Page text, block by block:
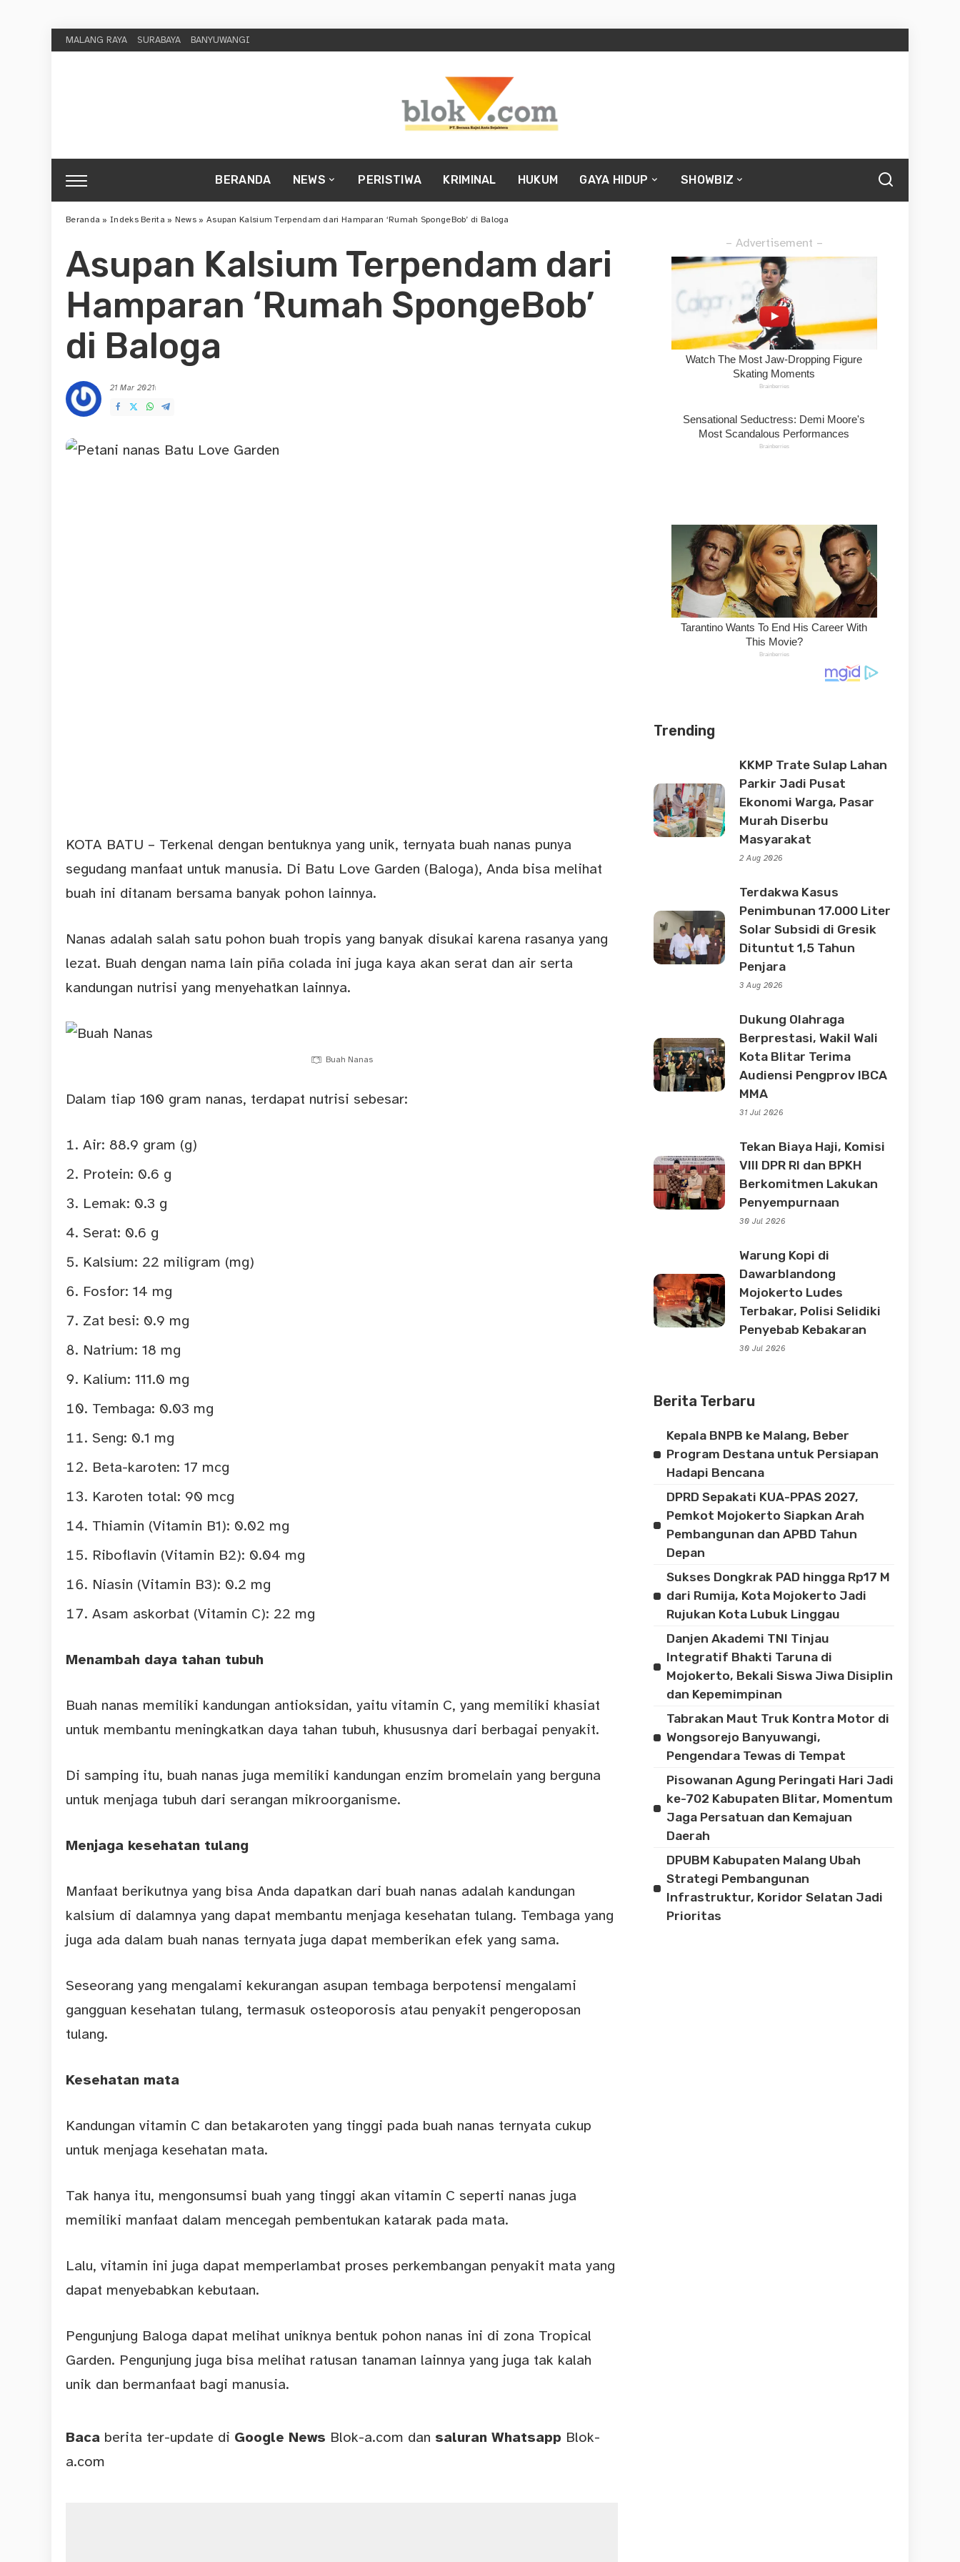
MALANG RAYA SURABAYA BANYUWANGI
BERANDA NEWS PERISTIWA KRIMINAL HUKUM GAYA HIDUP SHOWBIZ
Beranda »Indeks Berita » News » Asupan Kalsium Terpendam dari Hamparan ‘Rumah SpongeBob’ di Baloga
Asupan Kalsium Terpendam dari
Hamparan ‘Rumah SpongeBob’
di Baloga
21 Mar 2021
Posted
by
KOTA BATU – Terkenal dengan bentuknya yang unik, ternyata buah nanas punya
segudang manfaat untuk manusia. Di Batu Love Garden (Baloga), Anda bisa melihat
buah ini ditanam bersama banyak pohon lainnya.
Nanas adalah salah satu pohon buah tropis yang banyak disukai karena rasanya yang
lezat. Buah dengan nama lain piña colada ini juga kaya akan serat dan air serta
kandungan nutrisi yang menyehatkan lainnya.
Buah Nanas
Dalam tiap 100 gram nanas, terdapat nutrisi sebesar:
Air: 88.9 gram (g)
Protein: 0.6 g
Lemak: 0.3 g
Serat: 0.6 g
Kalsium: 22 miligram (mg)
Fosfor: 14 mg
Zat besi: 0.9 mg
Natrium: 18 mg
Kalium: 111.0 mg
Tembaga: 0.03 mg
Seng: 0.1 mg
Beta-karoten: 17 mcg
Karoten total: 90 mcg
Thiamin (Vitamin B1): 0.02 mg
Riboflavin (Vitamin B2): 0.04 mg
Niasin (Vitamin B3): 0.2 mg
Asam askorbat (Vitamin C): 22 mg
Menambah daya tahan tubuh
Buah nanas memiliki kandungan antioksidan, yaitu vitamin C, yang memiliki khasiat
untuk membantu meningkatkan daya tahan tubuh, khususnya dari berbagai penyakit.
Di samping itu, buah nanas juga memiliki kandungan enzim bromelain yang berguna
untuk menjaga tubuh dari serangan mikroorganisme.
Menjaga kesehatan tulang
Manfaat berikutnya yang bisa Anda dapatkan dari buah nanas adalah kandungan
kalsium di dalamnya yang dapat membantu menjaga kesehatan tulang. Tembaga yang
juga ada dalam buah nanas ternyata juga dapat memberikan efek yang sama.
Seseorang yang mengalami kekurangan asupan tembaga berpotensi mengalami
gangguan kesehatan tulang, termasuk osteoporosis atau penyakit pengeroposan
tulang.
Kesehatan mata
Kandungan vitamin C dan betakaroten yang tinggi pada buah nanas ternyata cukup
untuk menjaga kesehatan mata.
Tak hanya itu, mengonsumsi buah yang tinggi akan vitamin C seperti nanas juga
memiliki manfaat dalam mencegah pembentukan katarak pada mata.
Lalu, vitamin ini juga dapat memperlambat proses perkembangan penyakit mata yang
dapat menyebabkan kebutaan.
Pengunjung Baloga dapat melihat uniknya bentuk pohon nanas ini di zona Tropical
Garden. Pengunjung juga bisa melihat ratusan tanaman lainnya yang juga tak kalah
unik dan bermanfaat bagi manusia.
Baca berita ter-update di Google News Blok-a.com dan saluran Whatsapp Blok-
a.com
– Advertisement –
Trending
KKMP Trate Sulap Lahan
Parkir Jadi Pusat
Ekonomi Warga, Pasar
Murah Diserbu
Masyarakat
2 Aug 2026
Terdakwa Kasus
Penimbunan 17.000 Liter
Solar Subsidi di Gresik
Dituntut 1,5 Tahun
Penjara
3 Aug 2026
Dukung Olahraga
Berprestasi, Wakil Wali
Kota Blitar Terima
Audiensi Pengprov IBCA
MMA
31 Jul 2026
Tekan Biaya Haji, Komisi
VIII DPR RI dan BPKH
Berkomitmen Lakukan
Penyempurnaan
30 Jul 2026
Warung Kopi di
Dawarblandong
Mojokerto Ludes
Terbakar, Polisi Selidiki
Penyebab Kebakaran
30 Jul 2026
Berita Terbaru
Kepala BNPB ke Malang, Beber
Program Destana untuk Persiapan
Hadapi Bencana
DPRD Sepakati KUA-PPAS 2027,
Pemkot Mojokerto Siapkan Arah
Pembangunan dan APBD Tahun
Depan
Sukses Dongkrak PAD hingga Rp17 M
dari Rumija, Kota Mojokerto Jadi
Rujukan Kota Lubuk Linggau
Danjen Akademi TNI Tinjau
Integratif Bhakti Taruna di
Mojokerto, Bekali Siswa Jiwa Disiplin
dan Kepemimpinan
Tabrakan Maut Truk Kontra Motor di
Wongsorejo Banyuwangi,
Pengendara Tewas di Tempat
Pisowanan Agung Peringati Hari Jadi
ke-702 Kabupaten Blitar, Momentum
Jaga Persatuan dan Kemajuan
Daerah
DPUBM Kabupaten Malang Ubah
Strategi Pembangunan
Infrastruktur, Koridor Selatan Jadi
Prioritas